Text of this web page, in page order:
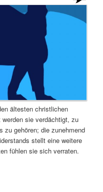
ältesten christlichen
sie verdächtigt, zu
zu gehören; die zunehmend
stellt eine weitere
fühlen sie sich verraten.